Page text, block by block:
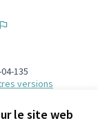
le site web
135
versions